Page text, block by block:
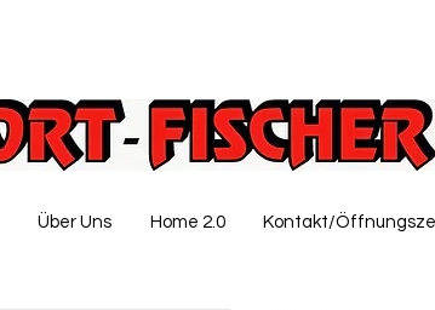
Über Uns Home 2.0 Kontakt/